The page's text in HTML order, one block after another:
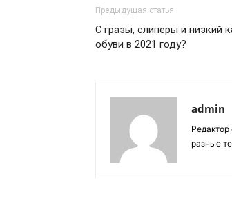
Предыдущая статья
Стразы, слиперы и низкий
обуви в 2021 году?
admin
разные